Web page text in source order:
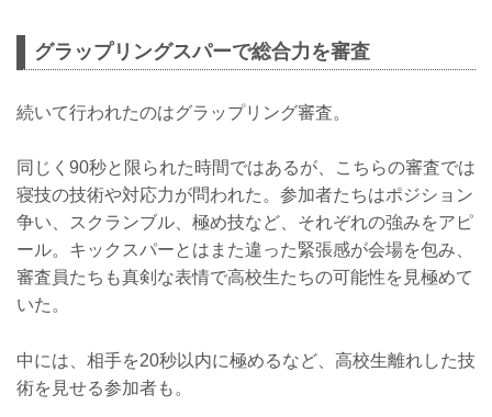
グラップリングスパーで総合力を審査
続いて行われたのはグラップリング審査。
同じく90秒と限られた時間ではあるが、こちらの審査では
寝技の技術や対応力が問われた。参加者たちはポジション
争い、スクランブル、極め技など、それぞれの強みをアピ
ール。キックスパーとはまた違った緊張感が会場を包み、
審査員たちも真剣な表情で高校生たちの可能性を見極めて
いた。
中には、相手を20秒以内に極めるなど、高校生離れした技
術を見せる参加者も。